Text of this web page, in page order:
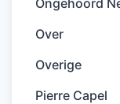
Over
Overige
Pierre Capel